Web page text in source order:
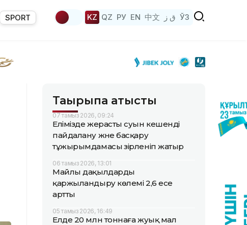
SPORT KZ QZ РУ EN 中文 ق ز ЎЗ
Тақырыпқа қатысты
07 тамыз 2026, 09:24
Елімізде жерасты суын кешенді
пайдалану және басқару
тұжырымдамасы әзірленіп жатыр
06 тамыз 2026, 13:01
Майлы дақылдарды
қаржыландыру көлемі 2,6 есе
артты
05 тамыз 2026, 16:49
Елде 20 млн тоннаға жуық мал